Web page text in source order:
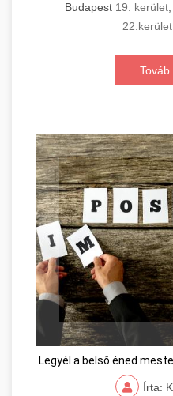
Budapest 19. kerület,
22.kerület
Továb
Legyél a belső éned
Írta: